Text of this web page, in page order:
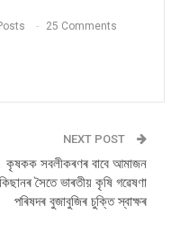
25 Comments
NEXT POST
কৃষকক সবলীকৰণৰ বাবে আমাজন
কিছানৰ সৈতে ভাৰতীয় কৃষি গৱেষণা
পৰিষদৰ বুজাবুজিৰ চুক্তি স্বাক্ষৰ